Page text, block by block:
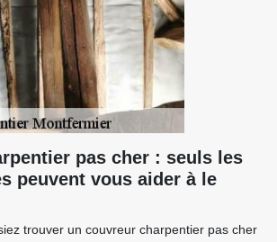
pas cher : seuls les
peuvent vous aider à le
trouver un couvreur charpentier pas cher